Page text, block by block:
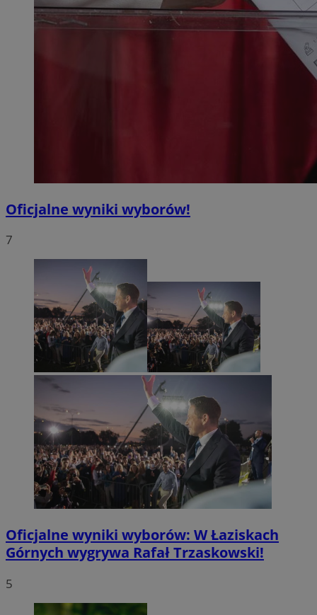
Oficjalne wyniki wyborów!
7
Oficjalne wyniki wyborów: W Łaziskach
Górnych wygrywa Rafał Trzaskowski!
5